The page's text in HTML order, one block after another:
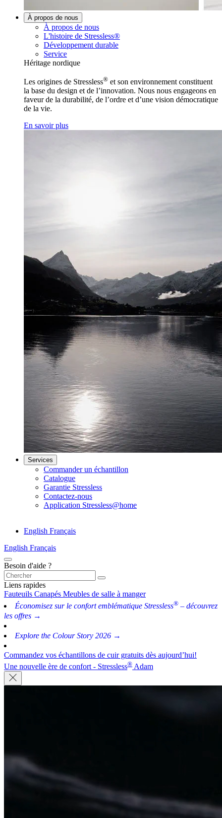
À propos de nous
À propos de nous
L'histoire de Stressless®
Développement durable
Service
Héritage nordique
Les origines de Stressless® et son environnement constituent
la base du design et de l’innovation. Nous nous engageons en
faveur de la durabilité, de l’ordre et d’une vision démocratique
de la vie.
En savoir plus
Services
Commander un échantillon
Catalogue
Garantie Stressless
Contactez-nous
Application Stressless@home
English Français
English Français
Besoin d'aide ?
Liens rapides
Fauteuils Canapés Meubles de salle à manger
Économisez sur le confort emblématique Stressless® – découvrez
les offres →
Explore the Colour Story 2026 →
Commandez vos échantillons de cuir gratuits dès aujourd’hui!
Une nouvelle ère de confort - Stressless® Adam